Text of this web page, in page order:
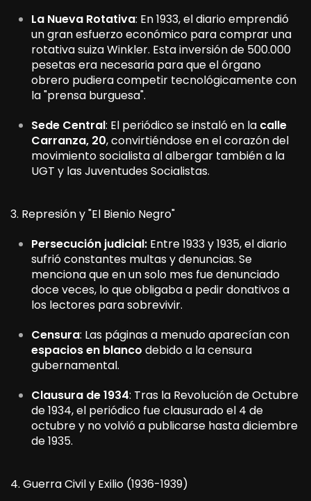
La Nueva Rotativa: En 1933, el diario emprendió
un gran esfuerzo económico para comprar una
rotativa suiza Winkler. Esta inversión de 500.000
pesetas era necesaria para que el órgano
obrero pudiera competir tecnológicamente con
la "prensa burguesa".
Sede Central: El periódico se instaló en la calle
Carranza, 20, convirtiéndose en el corazón del
movimiento socialista al albergar también a la
UGT y las Juventudes Socialistas.
3. Represión y "El Bienio Negro"
Persecución judicial: Entre 1933 y 1935, el diario
sufrió constantes multas y denuncias. Se
menciona que en un solo mes fue denunciado
doce veces, lo que obligaba a pedir donativos a
los lectores para sobrevivir.
Censura: Las páginas a menudo aparecían con
espacios en blanco debido a la censura
gubernamental.
Clausura de 1934: Tras la Revolución de Octubre
de 1934, el periódico fue clausurado el 4 de
octubre y no volvió a publicarse hasta diciembre
de 1935.
4. Guerra Civil y Exilio (1936-1939)